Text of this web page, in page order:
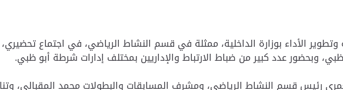
وبحضور عدد كبير من ضباط الارتباط والإداريين بمختلف إدارات شرطة أبو ظبي.